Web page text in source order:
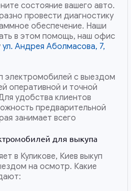
состояние вашего авто.
провести диагностику
обеспечение. Наши
в этом помощь, наш офис
ул. Андрея Аболмасова, 7,
электромобилей с выездом
оперативной и точной
удобства клиентов
предварительной
занимает всего
для выкупа
в Куликове, Киев выкуп
на осмотр. Какие